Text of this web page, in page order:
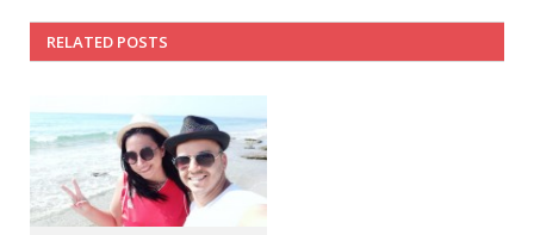
RELATED POSTS